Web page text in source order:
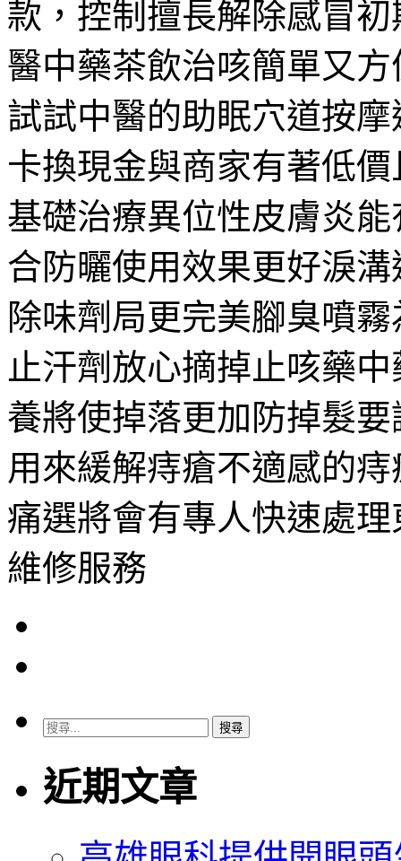
款，控制擅長解除感冒
醫中藥茶飲治咳簡單又
試試中醫的助眠穴道按
卡換現金與商家有著低
基礎治療異位性皮膚炎
合防曬使用效果更好淚
除味劑局更完美腳臭噴
止汗劑放心摘掉止咳藥
養將使掉落更加防掉髮
用來緩解痔瘡不適感的
痛選將會有專人快速處
維修服務
搜
關
鍵
近期文章